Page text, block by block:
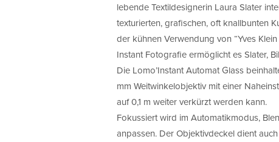
lebende Textildesignerin Laura Slater
texturierten, grafischen, oft knallbunten
der kühnen Verwendung von “Yves
Instant Fotografie ermöglicht es Slater,
Die Lomo’Instant Automat Glass
mm Weitwinkelobjektiv mit einer
auf 0,1 m weiter verkürzt werden kann.
Fokussiert wird im Automatikmodus,
anpassen. Der Objektivdeckel dient